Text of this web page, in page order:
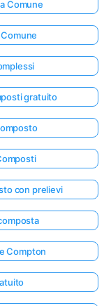
Comune
gratuito
con prelievi
Compton